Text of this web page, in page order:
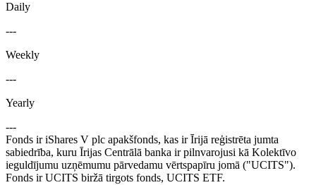
Daily
---
Weekly
---
Yearly
---
Fonds ir iShares V plc apakšfonds, kas ir Īrijā reģistrēta jumta
sabiedrība, kuru Īrijas Centrālā banka ir pilnvarojusi kā Kolektīvo
ieguldījumu uzņēmumu pārvedamu vērtspapīru jomā ("UCITS").
Fonds ir UCITS biržā tirgots fonds, UCITS ETF.